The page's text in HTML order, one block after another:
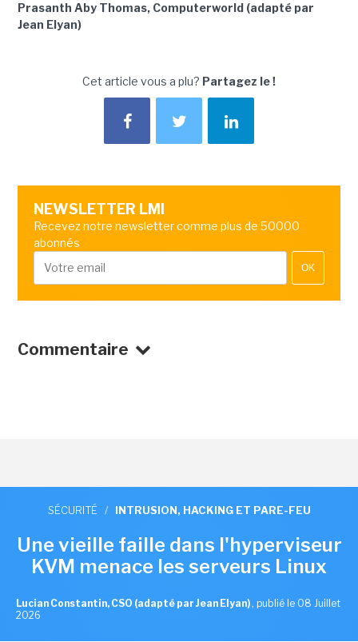
Prasanth Aby Thomas, Computerworld (adapté par
Jean Elyan)
Cet article vous a plu? Partagez le !
NEWSLETTER LMI
Recevez notre newsletter comme plus de 50000
abonnés
OK
Commentaire
SÉCURITÉ / INTRUSION, HACKING ET PARE-FEU
Une vieille faille dans l'hyperviseur
KVM menace les serveurs Linux
Lucian Constantin, CSO (adapté par Jean Elyan) , publié le 08 Juillet
2026